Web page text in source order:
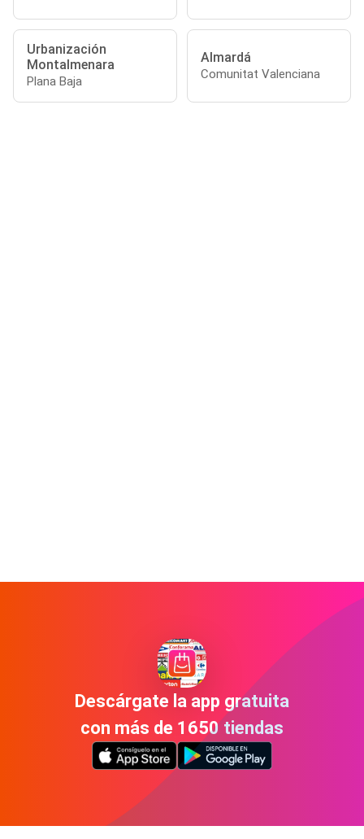
Urbanización
Montalmenara
Plana Baja
Almardá
Comunitat Valenciana
Descárgate la app gratuita
con más de 1650 tiendas